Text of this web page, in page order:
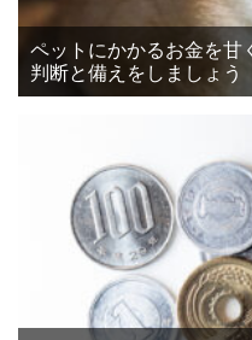
ペットにかかるお金を甘
判断と備えをしましょう